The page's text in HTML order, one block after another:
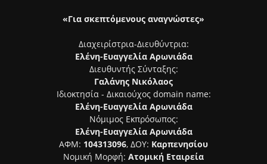
«Για σκεπτόμενους αναγνώστες»
Διαχειρίστρια-Διευθύντρια:
Ελένη-Ευαγγελία Αρωνιάδα
Διευθυντής Σύνταξης:
Γαλάνης Νικόλαος
Ιδιοκτησία - Δικαιούχος domain name:
Ελένη-Ευαγγελία Αρωνιάδα
Νόμιμος Εκπρόσωπος:
Ελένη-Ευαγγελία Αρωνιάδα
ΑΦΜ: 104313096, ΔΟΥ: Καρπενησίου
Νομική Μορφή: Ατομική Εταιρεία